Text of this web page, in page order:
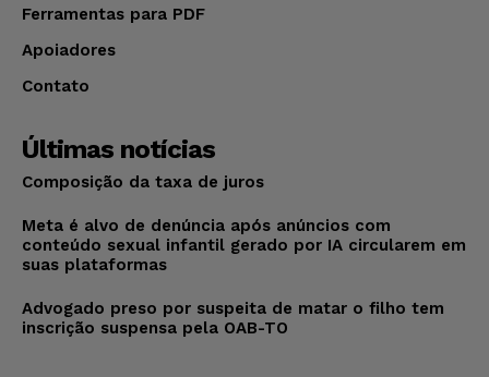
Ferramentas para PDF
Apoiadores
Contato
Últimas notícias
Composição da taxa de juros
Meta é alvo de denúncia após anúncios com
conteúdo sexual infantil gerado por IA circularem em
suas plataformas
Advogado preso por suspeita de matar o filho tem
inscrição suspensa pela OAB-TO